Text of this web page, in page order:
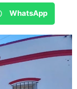
WhatsApp